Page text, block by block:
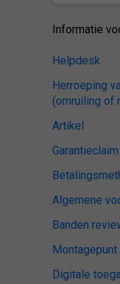
Informatie
Helpdesk
Herroeping
(omruiling of
Artikel
Garantieclaim
Algemene
Banden
Montagepunt
Digitale